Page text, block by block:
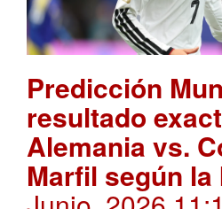
Predicción
resultado
Alemania vs.
Marfil según la